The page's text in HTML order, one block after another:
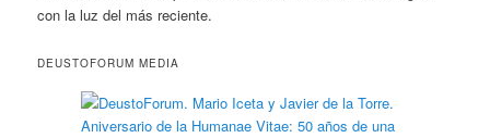
con la luz del más reciente.
DEUSTOFORUM MEDIA